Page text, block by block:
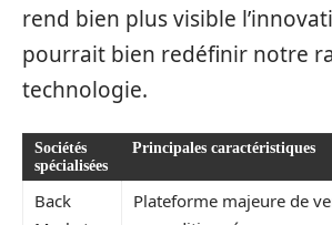
rend bien plus visible
pourrait bien redéfinir notre
technologie.
Sociétés
spécialisées
Principales caractéristiques
Back
Plateforme majeure de